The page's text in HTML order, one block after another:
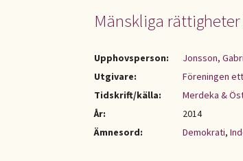
Mänskliga
Upphovsperson:
Jonsson,
Utgivare:
Föreningen
Tidskrift/källa:
Merdeka &
År:
2014
Ämnesord:
Demokrati,